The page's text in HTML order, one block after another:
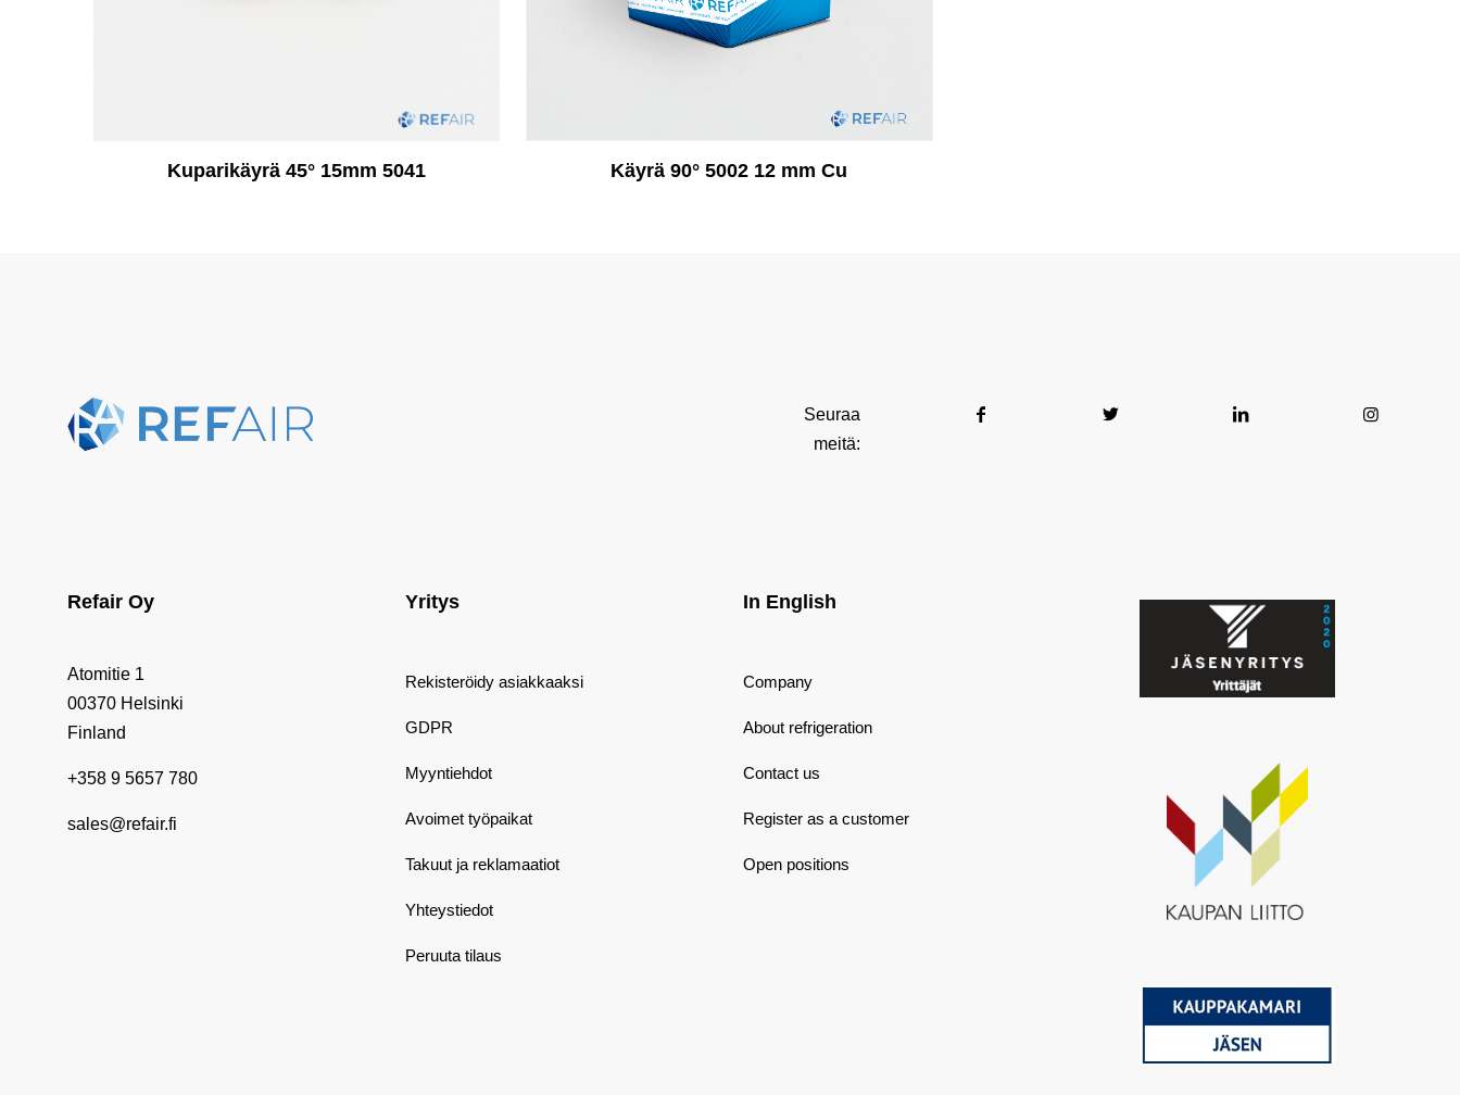
Kuparikäyrä 45° 15mm 5041 Käyrä 90° 5002 12 mm Cu
Seuraa
meitä:
Refair Oy
Atomitie 1
00370 Helsinki
Finland
+358 9 5657 780
sales@refair.fi
Yritys
Rekisteröidy asiakkaaksi
GDPR
Myyntiehdot
Avoimet työpaikat
Takuut ja reklamaatiot
Yhteystiedot
Peruuta tilaus
In English
Company
About refrigeration
Contact us
Register as a customer
Open positions